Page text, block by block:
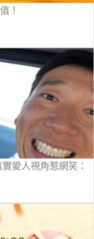
！
愛人視角惹網笑：